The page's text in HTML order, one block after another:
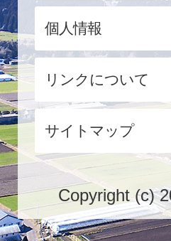
個人情報
リンクについて
サイトマップ
Copyright (c)